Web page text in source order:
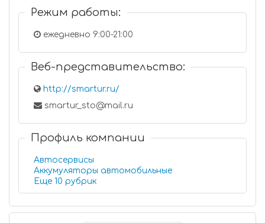
Режим работы:
ежедневно 9:00-21:00
Веб-представительство:
http://smartur.ru/
smartur_sto@mail.ru
Профиль компании
Автосервисы
Аккумуляторы автомобильные
Еще 10 рубрик